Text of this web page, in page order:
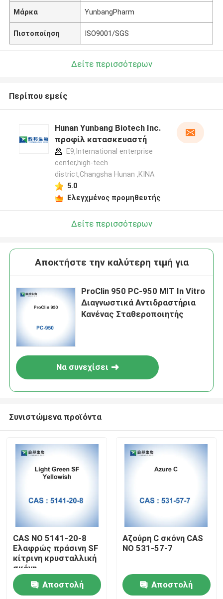
Σπίτι
Μάρκα YunbangPharm
Πιστοποίηση ISO9001/SGS
Δείτε περισσότερων
Περίπου εμείς
Hunan Yunbang Biotech Inc.
προφίλ κατασκευαστή
E9,International enterprise
center,high-tech
district,Changsha Hunan ,ΚΙΝΑ
5.0
Ελεγχμένος προμηθευτής
Δείτε περισσότερων
Αποκτήστε την καλύτερη τιμή για
ProClin 950 PC-950 MIT In Vitro
Διαγνωστικά Αντιδραστήρια
Κανένας Σταθεροποιητής
Να συνεχίσει
Συνιστώμενα προϊόντα
CAS NO 5141-20-8
Ελαφρώς πράσινη SF
κίτρινη κρυσταλλική
σκόνη
Αποστολή
Αζούρη C σκόνη CAS
NO 531-57-7
Αποστολή